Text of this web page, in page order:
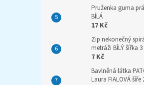
Pruženka guma
BÍLÁ
17 Kč
Zip nekonečný
metráži BÍLÝ šířka
7 Kč
Bavlněná látka
Laura FIALOVÁ šíře